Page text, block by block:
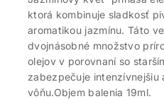
ktorá kombinuje sladkosť
aromatikou jazmínu. Táto
dvojnásobné množstvo
olejov v porovnaní so
zabezpečuje intenzívnejšiu
vôňu.Objem balenia 19ml.